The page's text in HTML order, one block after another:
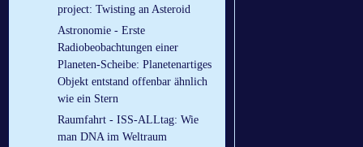
project: Twisting an Asteroid
Astronomie - Erste
Radiobeobachtungen einer
Planeten-Scheibe: Planetenartiges
Objekt entstand offenbar ähnlich
wie ein Stern
Raumfahrt - ISS-ALLtag: Wie
man DNA im Weltraum